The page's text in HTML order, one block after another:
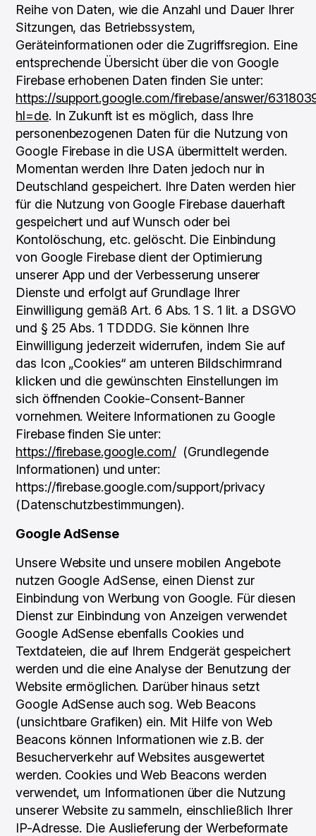
Reihe von Daten, wie die Anzahl und Dauer Ihrer
Sitzungen, das Betriebssystem,
Geräteinformationen oder die Zugriffsregion. Eine
entsprechende Übersicht über die von Google
Firebase erhobenen Daten finden Sie unter:
https://support.google.com/firebase/answer/
hl=de. In Zukunft ist es möglich, dass Ihre
personenbezogenen Daten für die Nutzung von
Google Firebase in die USA übermittelt werden.
Momentan werden Ihre Daten jedoch nur in
Deutschland gespeichert. Ihre Daten werden hier
für die Nutzung von Google Firebase dauerhaft
gespeichert und auf Wunsch oder bei
Kontolöschung, etc. gelöscht. Die Einbindung
von Google Firebase dient der Optimierung
unserer App und der Verbesserung unserer
Dienste und erfolgt auf Grundlage Ihrer
Einwilligung gemäß Art. 6 Abs. 1 S. 1 lit. a DSGVO
und § 25 Abs. 1 TDDDG. Sie können Ihre
Einwilligung jederzeit widerrufen, indem Sie auf
das Icon „Cookies“ am unteren Bildschirmrand
klicken und die gewünschten Einstellungen im
sich öffnenden Cookie-Consent-Banner
vornehmen. Weitere Informationen zu Google
Firebase finden Sie unter:
https://firebase.google.com/(Grundlegende
Informationen) und unter:
https://firebase.google.com/support/privacy
(Datenschutzbestimmungen).
Google AdSense
Unsere Website und unsere mobilen Angebote
nutzen Google AdSense, einen Dienst zur
Einbindung von Werbung von Google. Für diesen
Dienst zur Einbindung von Anzeigen verwendet
Google AdSense ebenfalls Cookies und
Textdateien, die auf Ihrem Endgerät gespeichert
werden und die eine Analyse der Benutzung der
Website ermöglichen. Darüber hinaus setzt
Google AdSense auch sog. Web Beacons
(unsichtbare Grafiken) ein. Mit Hilfe von Web
Beacons können Informationen wie z.B. der
Besucherverkehr auf Websites ausgewertet
werden. Cookies und Web Beacons werden
verwendet, um Informationen über die Nutzung
unserer Website zu sammeln, einschließlich Ihrer
IP-Adresse. Die Auslieferung der Werbeformate